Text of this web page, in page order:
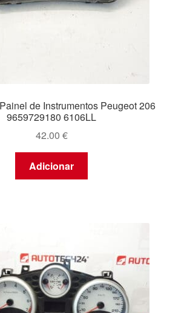
de Instrumentos Peugeot 206
9659729180 6106LL
42.00 €
Adicionar